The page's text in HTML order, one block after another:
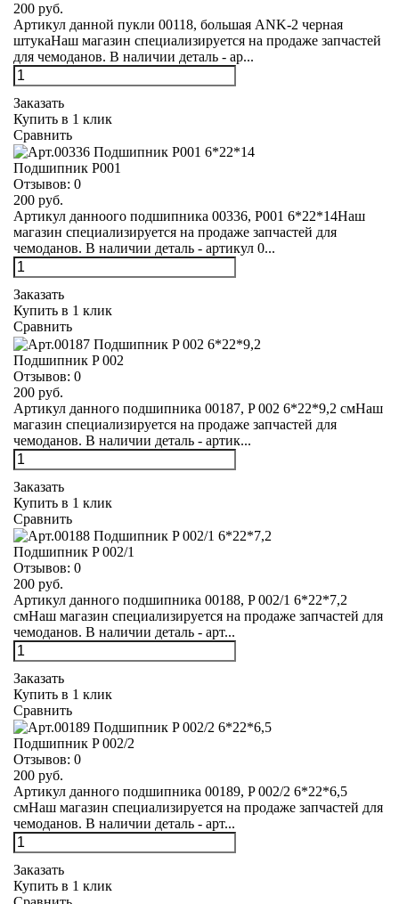
200 руб.
Артикул данной пукли 00118, большая ANK-2 черная
штукаНаш магазин специализируется на продаже запчастей
для чемоданов. В наличии деталь - ар...
Заказать
Купить в 1 клик
Сравнить
Подшипник Р001
Отзывов: 0
200 руб.
Артикул данноого подшипника 00336, Р001 6*22*14Наш
магазин специализируется на продаже запчастей для
чемоданов. В наличии деталь - артикул 0...
Заказать
Купить в 1 клик
Сравнить
Подшипник P 002
Отзывов: 0
200 руб.
Артикул данного подшипника 00187, P 002 6*22*9,2 смНаш
магазин специализируется на продаже запчастей для
чемоданов. В наличии деталь - артик...
Заказать
Купить в 1 клик
Сравнить
Подшипник P 002/1
Отзывов: 0
200 руб.
Артикул данного подшипника 00188, P 002/1 6*22*7,2
смНаш магазин специализируется на продаже запчастей для
чемоданов. В наличии деталь - арт...
Заказать
Купить в 1 клик
Сравнить
Подшипник P 002/2
Отзывов: 0
200 руб.
Артикул данного подшипника 00189, P 002/2 6*22*6,5
смНаш магазин специализируется на продаже запчастей для
чемоданов. В наличии деталь - арт...
Заказать
Купить в 1 клик